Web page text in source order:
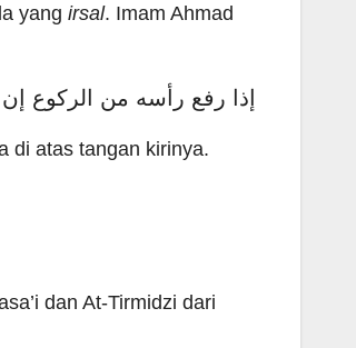
yang irsal. Imam Ahmad
إذا رفع رأسه من الركوع
di atas tangan kirinya.
dan At-Tirmidzi dari